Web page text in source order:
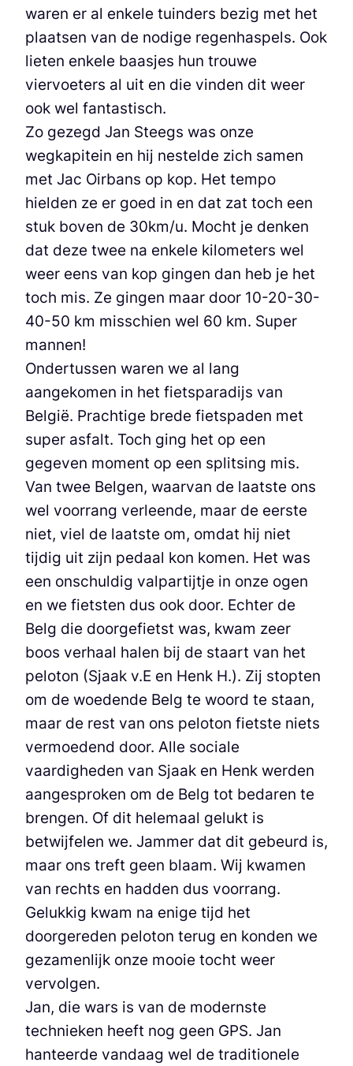
waren er al enkele tuinders bezig met het
plaatsen van de nodige regenhaspels. Ook
lieten enkele baasjes hun trouwe
viervoeters al uit en die vinden dit weer
ook wel fantastisch.
Zo gezegd Jan Steegs was onze
wegkapitein en hij nestelde zich samen
met Jac Oirbans op kop. Het tempo
hielden ze er goed in en dat zat toch een
stuk boven de 30km/u. Mocht je denken
dat deze twee na enkele kilometers wel
weer eens van kop gingen dan heb je het
toch mis. Ze gingen maar door 10-20-30-
40-50 km misschien wel 60 km. Super
mannen!
Ondertussen waren we al lang
aangekomen in het fietsparadijs van
België. Prachtige brede fietspaden met
super asfalt. Toch ging het op een
gegeven moment op een splitsing mis.
Van twee Belgen, waarvan de laatste ons
wel voorrang verleende, maar de eerste
niet, viel de laatste om, omdat hij niet
tijdig uit zijn pedaal kon komen. Het was
een onschuldig valpartijtje in onze ogen
en we fietsten dus ook door. Echter de
Belg die doorgefietst was, kwam zeer
boos verhaal halen bij de staart van het
peloton (Sjaak v.E en Henk H.). Zij stopten
om de woedende Belg te woord te staan,
maar de rest van ons peloton fietste niets
vermoedend door. Alle sociale
vaardigheden van Sjaak en Henk werden
aangesproken om de Belg tot bedaren te
brengen. Of dit helemaal gelukt is
betwijfelen we. Jammer dat dit gebeurd is,
maar ons treft geen blaam. Wij kwamen
van rechts en hadden dus voorrang.
Gelukkig kwam na enige tijd het
doorgereden peloton terug en konden we
gezamenlijk onze mooie tocht weer
vervolgen.
Jan, die wars is van de modernste
technieken heeft nog geen GPS. Jan
hanteerde vandaag wel de traditionele